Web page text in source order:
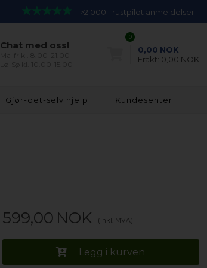
>2.000 Trustpilot anmeldelser
Chat med oss!
0
0,00 NOK
Frakt: 0,00 NOK
Gjør-det-selv hjelp Kundesenter
599,00 NOK (inkl. MVA)
Legg i kurven